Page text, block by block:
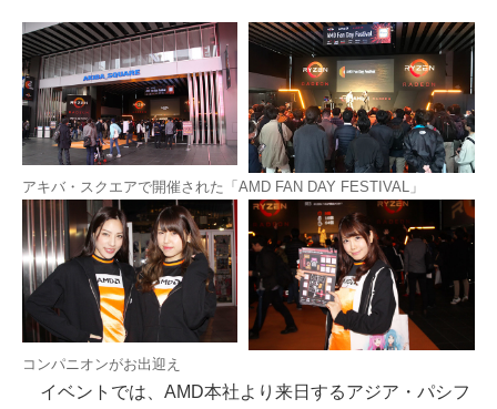
アキバ・スクエアで開催された「AMD FAN DAY FESTIVAL」
コンパニオンがお出迎え
イベントでは、AMD本社より来日するアジア・パシフ